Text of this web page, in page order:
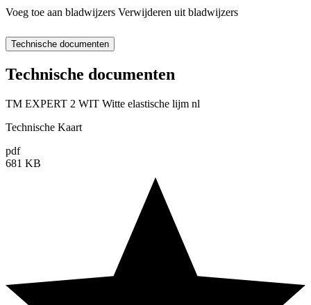
Voeg toe aan bladwijzers Verwijderen uit bladwijzers
Technische documenten
Technische documenten
TM EXPERT 2 WIT Witte elastische lijm nl
Technische Kaart
pdf
681 KB